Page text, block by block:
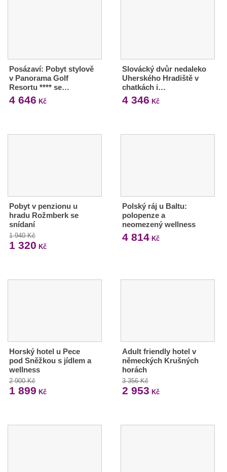
Posázaví: Pobyt stylově
v Panorama Golf
Resortu **** se…
4 646 Kč
Slovácký dvůr nedaleko
Uherského Hradiště v
chatkách i…
4 346 Kč
Pobyt v penzionu u
hradu Rožmberk se
snídaní
1 940 Kč
1 320 Kč
Polský ráj u Baltu:
polopenze a
neomezený wellness
4 814Kč
Horský hotel u Pece
pod Sněžkou s jídlem a
wellness
2 900 Kč
1 899 Kč
Adult friendly hotel v
německých Krušných
horách
3 356 Kč
2 953 Kč